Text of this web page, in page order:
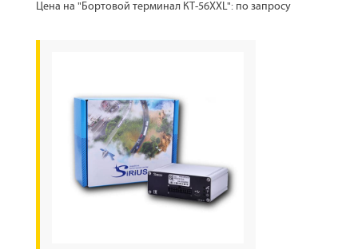
Цена на "Бортовой терминал КТ-56XXL": по запросу